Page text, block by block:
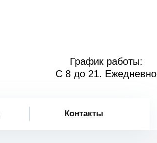
График работы:
С 8 до 21. Ежедневно
Контакты